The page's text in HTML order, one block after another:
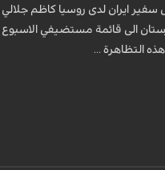
سفير ايران لدى روسيا كاظم
الى قائمة مستضيفي الاسبوع
هذه التظاهرة ...